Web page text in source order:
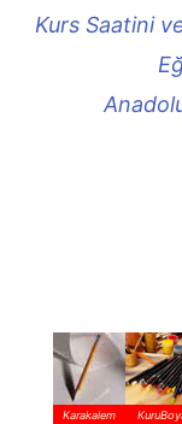
Kurs Saatini
Karakalem